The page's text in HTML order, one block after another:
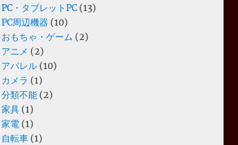
PC・タブレットPC (13)
PC周辺機器 (10)
おもちゃ・ゲーム (2)
アニメ (2)
アパレル (10)
カメラ (1)
分類不能 (2)
家具 (1)
家電 (1)
自転車 (1)